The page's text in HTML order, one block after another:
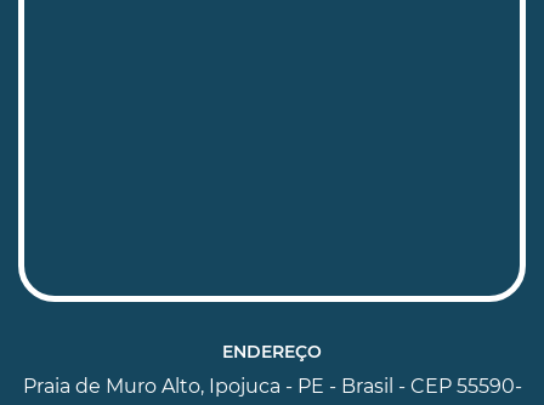
ENDEREÇO
Praia de Muro Alto, Ipojuca - PE - Brasil - CEP 55590-